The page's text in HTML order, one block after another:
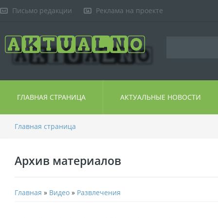
Письмо редакции Реклама на проекте
ГЛАВНАЯ СТРАНИЦА АКТУАЛЬНЫЕ НОВОСТИ
Главная страница
Архив материалов
Главная » Видео » Развлечения